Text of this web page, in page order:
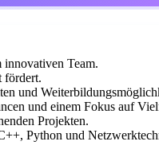
Team.
fördert.
und
und einem Fokus auf
Projekten.
Python und